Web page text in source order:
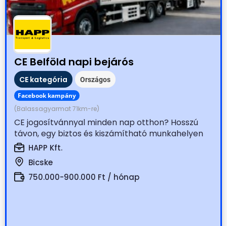
CE Belföld napi bejárós
CE kategória Országos
Facebook kampány
(Balassagyarmat 71km-re)
CE jogosítvánnyal minden nap otthon? Hosszú
távon, egy biztos és kiszámítható munkahelyen
dolgoznál? Állítsd...
HAPP Kft.
Bicske
750.000-900.000 Ft / hónap